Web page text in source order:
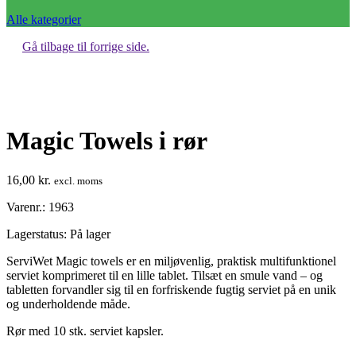
Alle kategorier
Gå tilbage til forrige side.
Magic Towels i rør
16,00 kr. excl. moms
Varenr.: 1963
Lagerstatus: På lager
ServiWet Magic towels er en miljøvenlig, praktisk multifunktionel
serviet komprimeret til en lille tablet. Tilsæt en smule vand – og
tabletten forvandler sig til en forfriskende fugtig serviet på en unik
og underholdende måde.
Rør med 10 stk. serviet kapsler.